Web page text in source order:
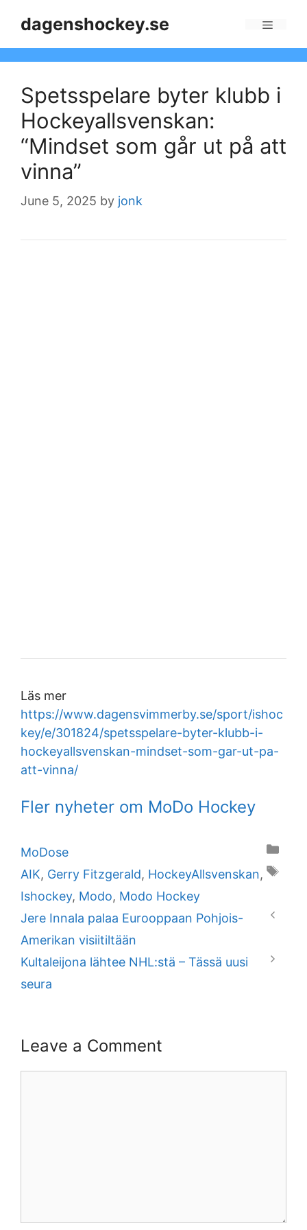
dagenshockey.se
Spetsspelare byter klubb i
Hockeyallsvenskan:
“Mindset som går ut på att
vinna”
June 5, 2025 by jonk
Läs mer
https://www.dagensvimmerby.se/sport/ishoc
key/e/301824/spetsspelare-byter-klubb-i-
hockeyallsvenskan-mindset-som-gar-ut-pa-
att-vinna/
Fler nyheter om MoDo Hockey
Categories
MoDose
Tags
AIK, Gerry Fitzgerald, HockeyAllsvenskan,
Ishockey, Modo, Modo Hockey
Jere Innala palaa Eurooppaan Pohjois-
Amerikan visiitiltään
Kultaleijona lähtee NHL:stä – Tässä uusi
seura
Leave a Comment